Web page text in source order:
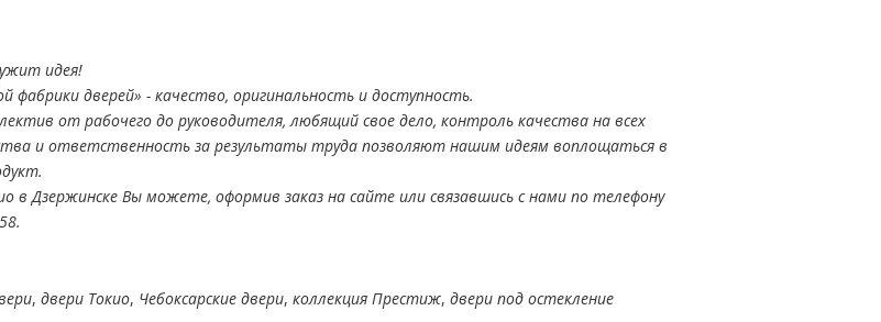
идея!
фабрики дверей» - качество, оригинальность и доступность.
от рабочего до руководителя, любящий свое дело, контроль качества на всех
и ответственность за результаты труда позволяют нашим идеям воплощаться в
в Дзержинске Вы можете, оформив заказ на сайте или связавшись с нами по телефону
, двери Токио, Чебоксарские двери, коллекция Престиж, двери под остекление